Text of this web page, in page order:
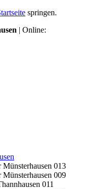
springen.
| Online: